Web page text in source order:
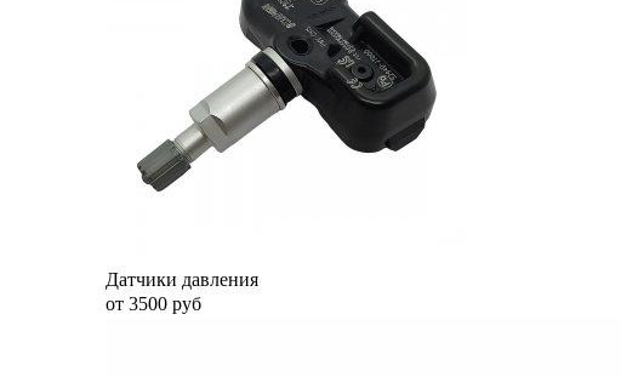
Датчики давления
от 3500 руб